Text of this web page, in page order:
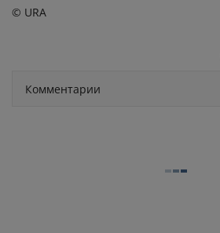
© URA
Комментарии